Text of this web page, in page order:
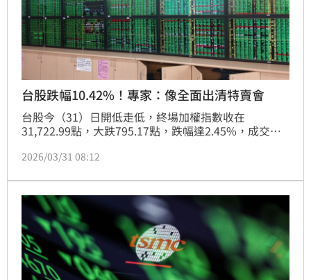
台股跌幅10.42%！專家：像全面出清特賣會
台股今（31）日開低走低，終場加權指數收在
31,722.99點，大跌795.17點，跌幅達2.45%，成交金
在307.73點，顯示中小型股賣壓更為沉重。對此，財經
通通打了個九折」。
2026/03/31 08:12